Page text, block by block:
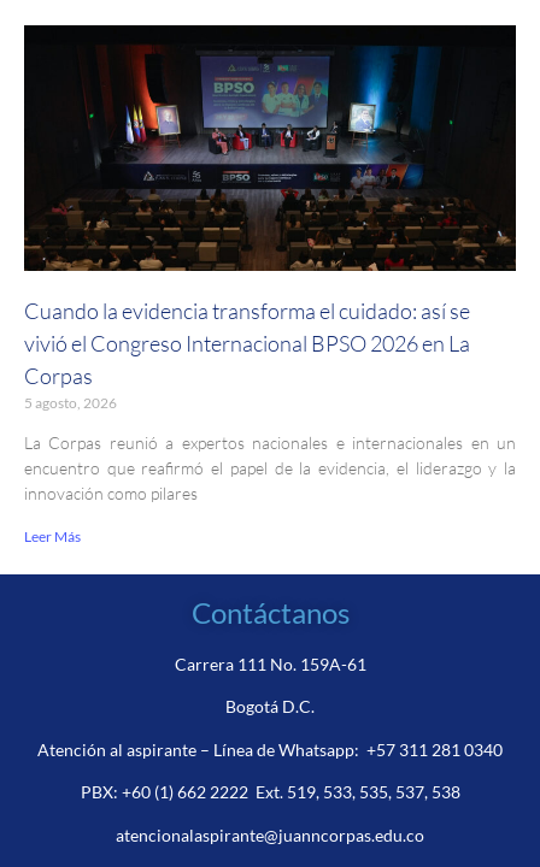
Cuando la evidencia transforma el cuidado: así se
vivió el Congreso Internacional BPSO 2026 en La
Corpas
5 agosto, 2026
La Corpas reunió a expertos nacionales e internacionales en un
encuentro que reafirmó el papel de la evidencia, el liderazgo y la
innovación como pilares
Leer Más
Contáctanos
Carrera 111 No. 159A-61
Bogotá D.C.
Atención al aspirante – Línea de Whatsapp: +57 311 281 0340
PBX: +60 (1) 662 2222Ext. 519, 533, 535, 537, 538
atencionalaspirante@juanncorpas.edu.co